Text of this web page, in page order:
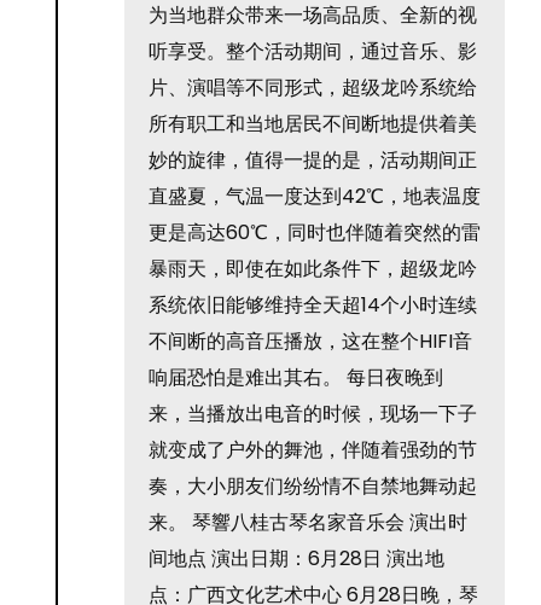
为当地群众带来一场高品质、全新的视
听享受。整个活动期间，通过音乐、影
片、演唱等不同形式，超级龙吟系统给
所有职工和当地居民不间断地提供着美
妙的旋律，值得一提的是，活动期间正
直盛夏，气温一度达到42℃，地表温度
更是高达60℃，同时也伴随着突然的雷
暴雨天，即使在如此条件下，超级龙吟
系统依旧能够维持全天超14个小时连续
不间断的高音压播放，这在整个HIFI音
响届恐怕是难出其右。 每日夜晚到
来，当播放出电音的时候，现场一下子
就变成了户外的舞池，伴随着强劲的节
奏，大小朋友们纷纷情不自禁地舞动起
来。 琴響八桂古琴名家音乐会 演出时
间地点 演出日期：6月28日 演出地
点：广西文化艺术中心 6月28日晚，琴